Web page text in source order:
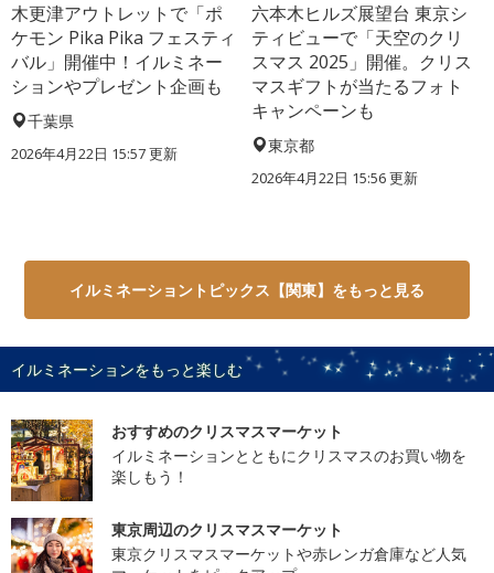
木更津アウトレットで「ポ
ケモン Pika Pika フェスティ
バル」開催中！イルミネー
ションやプレゼント企画も
千葉県
2026年4月22日 15:57 更新
六本木ヒルズ展望台 東京シ
ティビューで「天空のクリ
スマス 2025」開催。クリス
マスギフトが当たるフォト
キャンペーンも
東京都
2026年4月22日 15:56 更新
イルミネーショントピックス【関東】をもっと見る
イルミネーションをもっと楽しむ
おすすめのクリスマスマーケット
イルミネーションとともにクリスマスのお買い物を
楽しもう！
東京周辺のクリスマスマーケット
東京クリスマスマーケットや赤レンガ倉庫など人気